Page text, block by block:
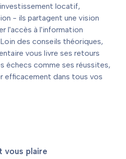
locatif,
- ils partagent une vision
l'accès à l'information
des conseils théoriques,
vous livre ses retours
échecs comme ses réussites,
efficacement dans tous vos
vous plaire